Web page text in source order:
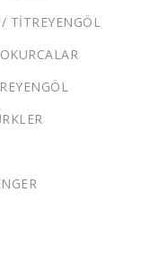
TİTREYENGÖL